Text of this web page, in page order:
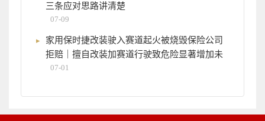
三条应对思路讲清楚
07-09
家用保时捷改装驶入赛道起火被烧毁保险公司
拒赔｜擅自改装加赛道行驶致危险显著增加未
07-01